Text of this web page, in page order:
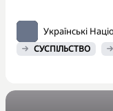
Українські
СУСПІЛЬСТВО